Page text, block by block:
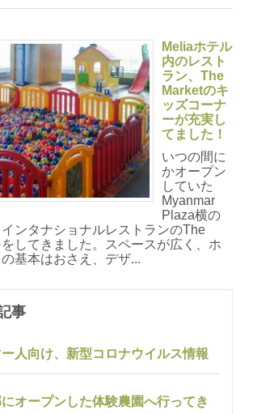
Meliaホテル
内のレスト
ラン、The
Marketのキ
ッズコーナ
ーが充実し
てました！
いつの間に
かオープン
していた
Myanmar
Plaza横の
ンタナショナルレストランのThe
してきました。スペースが広く、ホ
基本はおさえ、デザ...
事
人向け、新型コロナウイルス情報
オープンした体験農園へ行ってき